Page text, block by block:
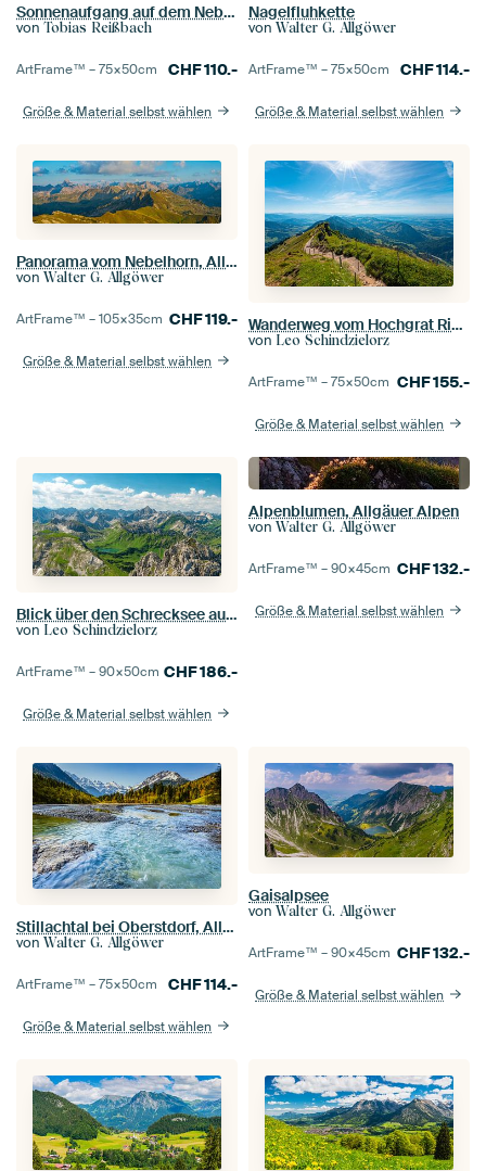
Sonnenaufgang auf dem Nebelhorn
von Tobias Reißbach
ArtFrame™ –75×50cm CHF110.-
Größe & Material selbst wählen
Nagelfluhkette
von Walter G. Allgöwer
ArtFrame™ –75×50cm CHF114.-
Größe & Material selbst wählen
Panorama vom Nebelhorn, Allgäuer Alpen
von Walter G. Allgöwer
ArtFrame™ –105×35cm CHF119.-
Größe & Material selbst wählen
Wanderweg vom Hochgrat Richtung Bodensee
von Leo Schindzielorz
ArtFrame™ –75×50cm CHF155.-
Größe & Material selbst wählen
Blick über den Schrecksee auf den Hochvogel und die Allgäuer Hochalpen
von Leo Schindzielorz
ArtFrame™ –90×50cm CHF186.-
Größe & Material selbst wählen
Alpenblumen, Allgäuer Alpen
von Walter G. Allgöwer
ArtFrame™ –90×45cm CHF132.-
Größe & Material selbst wählen
Stillachtal bei Oberstdorf, Allgäuer Alpen
von Walter G. Allgöwer
ArtFrame™ –75×50cm CHF114.-
Größe & Material selbst wählen
Gaisalpsee
von Walter G. Allgöwer
ArtFrame™ –90×45cm CHF132.-
Größe & Material selbst wählen